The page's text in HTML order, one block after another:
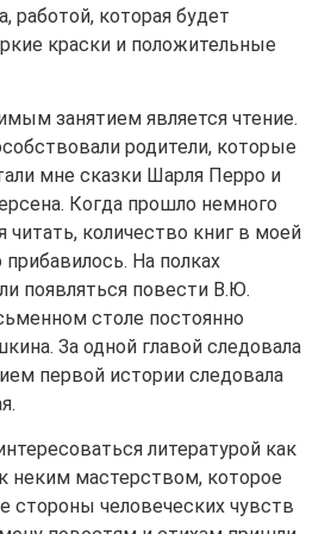
работой, которая будет
краски и положительные
занятием является чтение.
родители, которые
мне сказки Шарля Перро и
Когда прошло немного
читать, количество книг в моей
На полках
появляться повести В.Ю.
столе постоянно
За одной главой следовала
первой истории следовала
литературой как
неким мастерством, которое
стороны человеческих чувств